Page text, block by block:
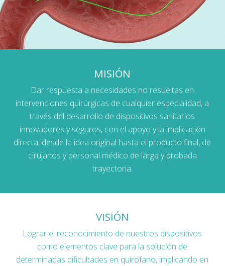
MISIÓN
Dar respuesta a necesidades no resueltas en
intervenciones quirúrgicas de cualquier especialidad, a
través del desarrollo de dispositivos sanitarios
innovadores y seguros, con el apoyo y la implicación
directa, desde la idea original hasta el producto final, de
cirujanos y personal médico de larga y probada
trayectoria.
VISIÓN
Lograr el reconocimiento de nuestros dispositivos
como elementos clave para la solución de
determinadas dificultades en quirófano, implicando en